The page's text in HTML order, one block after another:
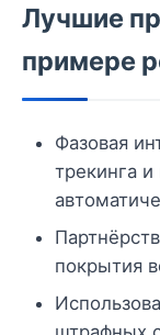
Лучшие
примере
Фазовая
трекинга и
покрытия